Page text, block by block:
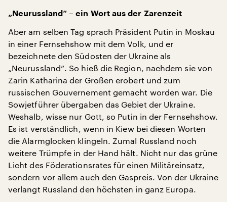
„Neurussland“ – ein Wort aus der Zarenzeit
Aber am selben Tag sprach Präsident Putin in Moskau
in einer Fernsehshow mit dem Volk, und er
bezeichnete den Südosten der Ukraine als
„Neurussland“. So hieß die Region, nachdem sie von
Zarin Katharina der Großen erobert und zum
russischen Gouvernement gemacht worden war. Die
Sowjetführer übergaben das Gebiet der Ukraine.
Weshalb, wisse nur Gott, so Putin in der Fernsehshow.
Es ist verständlich, wenn in Kiew bei diesen Worten
die Alarmglocken klingeln. Zumal Russland noch
weitere Trümpfe in der Hand hält. Nicht nur das grüne
Licht des Föderationsrates für einen Militäreinsatz,
sondern vor allem auch den Gaspreis. Von der Ukraine
verlangt Russland den höchsten in ganz Europa.